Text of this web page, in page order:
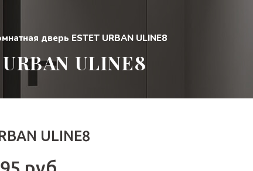
дверь ESTET URBAN ULINE8
ULINE8
ULINE8